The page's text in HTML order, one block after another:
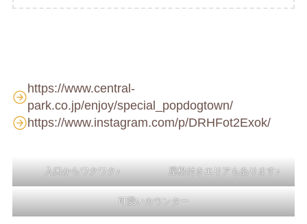
https://www.central-
park.co.jp/enjoy/special_popdogtown/
https://www.instagram.com/p/DRHFot2Exok/
入口からワクワク♪ 屋根付きエリアもあります♪
可愛いカウンター